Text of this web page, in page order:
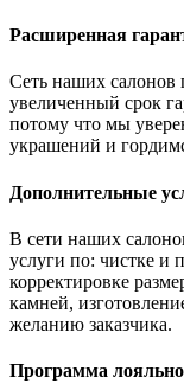
Расширенная
Сеть наших салонов
увеличенный срок
потому что мы
украшений и
Дополнительные
В сети наших
услуги по: чистке и
корректировке
камней,
желанию заказчика.
Программа